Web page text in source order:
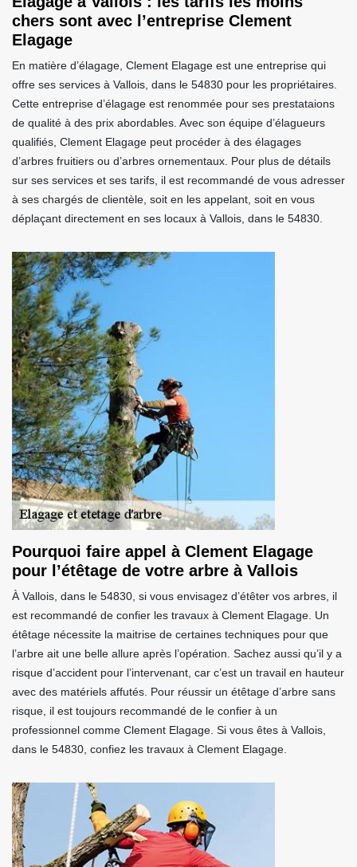
chers sont avec l’entreprise Clement
Elagage
En matière d’élagage, Clement Elagage est une entreprise qui
offre ses services à Vallois, dans le 54830 pour les propriétaires.
Cette entreprise d’élagage est renommée pour ses prestataions
de qualité à des prix abordables. Avec son équipe d’élagueurs
qualifiés, Clement Elagage peut procéder à des élagages
d’arbres fruitiers ou d’arbres ornementaux. Pour plus de détails
sur ses services et ses tarifs, il est recommandé de vous adresser
à ses chargés de clientèle, soit en les appelant, soit en vous
déplaçant directement en ses locaux à Vallois, dans le 54830.
Pourquoi faire appel à Clement Elagage
pour l’étêtage de votre arbre à Vallois
À Vallois, dans le 54830, si vous envisagez d’étêter vos arbres, il
est recommandé de confier les travaux à Clement Elagage. Un
étêtage nécessite la maitrise de certaines techniques pour que
l’arbre ait une belle allure après l’opération. Sachez aussi qu’il y a
risque d’accident pour l’intervenant, car c’est un travail en hauteur
avec des matériels affutés. Pour réussir un étêtage d’arbre sans
risque, il est toujours recommandé de le confier à un
professionnel comme Clement Elagage. Si vous êtes à Vallois,
dans le 54830, confiez les travaux à Clement Elagage.